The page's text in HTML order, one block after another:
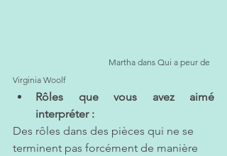
Virginia Woolf
Rôles que vous avez aimé
interpréter :
Des rôles dans des pièces qui ne se
terminent pas forcément de manière